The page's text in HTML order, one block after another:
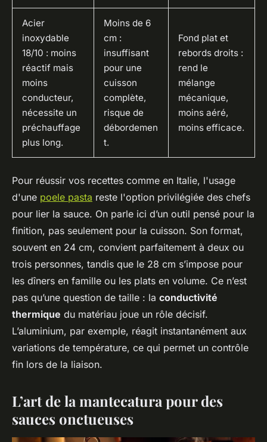
Acier
inoxydable
18/10 : moins
réactif mais
moins
conducteur,
nécessite un
préchauffage
plus long.
Moins de 6
cm :
insuffisant
pour une
cuisson
complète,
risque de
débordemen
t.
Fond plat et
rebords droits :
rend le
mélange
mécanique,
moins aéré,
moins efficace.
Pour réussir vos recettes comme en Italie, l'usage
d'une poele pasta reste l'option privilégiée des chefs
pour lier la sauce. On parle ici d’un outil pensé pour la
finition, pas seulement pour la cuisson. Son format,
souvent en 24 cm, convient parfaitement à deux ou
trois personnes, tandis que le 28 cm s’impose pour
les dîners en famille ou les plats en volume. Ce n’est
pas qu’une question de taille : la conductivité
thermique du matériau joue un rôle décisif.
L’aluminium, par exemple, réagit instantanément aux
variations de température, ce qui permet un contrôle
fin lors de la liaison.
L’art de la mantecatura pour des
sauces onctueuses